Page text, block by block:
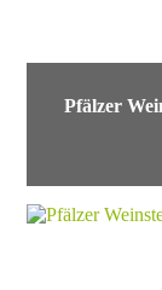
Pfälzer